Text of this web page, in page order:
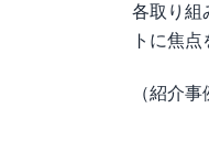
各取り組
トに焦点
（紹介